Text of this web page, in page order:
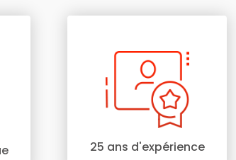
25 ans d'expérience